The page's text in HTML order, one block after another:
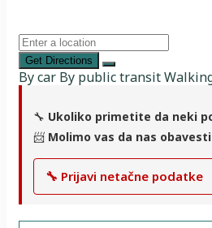
Get Directions
By car By public transit
🔧 Ukoliko primetite da neki
📨 Molimo vas da nas
🔧 Prijavi netačne podatke